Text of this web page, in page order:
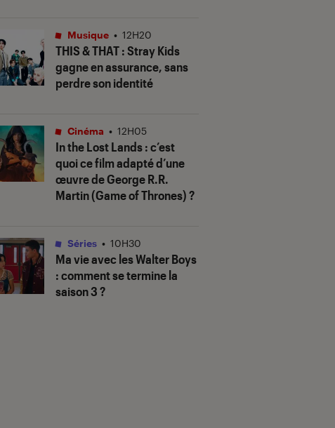
THIS & THAT: Stray Kids
gagne en assurance, sans
perdre son identité
Musique • 12H20
In the Lost Lands: c’est
quoi ce film adapté d’une
œuvre de George R.R.
Martin (Game of Thrones) ?
Cinéma • 12H05
Ma vie avec les Walter Boys
: comment se termine la
saison 3 ?
Séries • 10H30